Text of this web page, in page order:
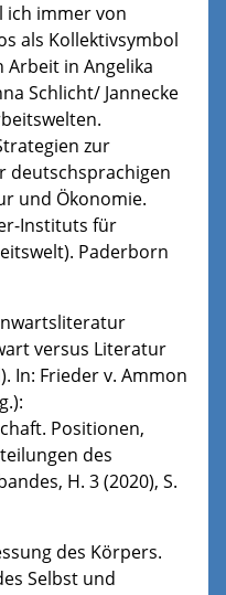
ich immer von
als Kollektivsymbol
in Angelika
Schlicht/ Jannecke
zur
deutschsprachigen
und Ökonomie.
Instituts für
Paderborn
versus Literatur
In: Frieder v. Ammon
Positionen,
des
H. 3 (2020), S.
des Körpers.
Selbst und